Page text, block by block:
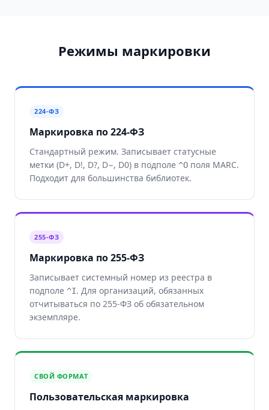
Режимы маркировки
224-ФЗ
Маркировка по 224-ФЗ
Стандартный режим. Записывает статусные
метки (D+, D!, D?, D−, D0) в подполе ^O поля MARC.
Подходит для большинства библиотек.
255-ФЗ
Маркировка по 255-ФЗ
Записывает системный номер из реестра в
подполе ^I. Для организаций, обязанных
отчитываться по 255-ФЗ об обязательном
экземпляре.
СВОЙ ФОРМАТ
Пользовательская маркировка